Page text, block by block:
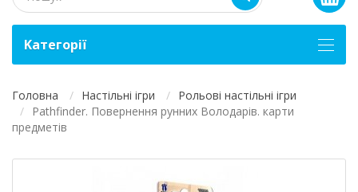
Kатегорії
Головна Настільні ігри
Рольові настільні ігри
Pathfinder. Повернення рунних Володарів. карти
предметів